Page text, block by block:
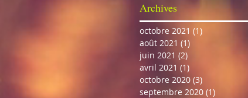
Archives
octobre 2021 (1)
août 2021 (1)
juin 2021 (2)
avril 2021 (1)
octobre 2020 (3)
septembre 2020 (1)